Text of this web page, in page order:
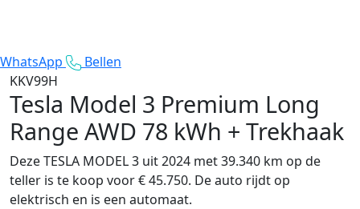
WhatsApp
Bellen
KKV99H
Tesla Model 3 Premium Long
Range AWD 78 kWh + Trekhaak
Deze TESLA MODEL 3 uit 2024 met 39.340 km op de
teller is te koop voor € 45.750. De auto rijdt op
elektrisch en is een automaat.